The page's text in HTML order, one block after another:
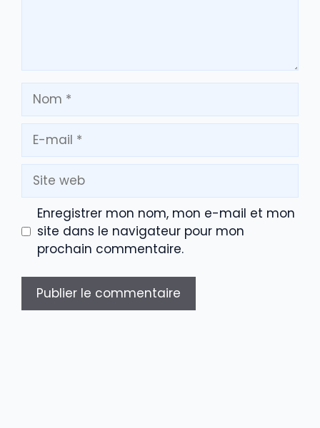
Nom
mail
Site
web
Enregistrer mon nom, mon e-mail et mon
site dans le navigateur pour mon
prochain commentaire.